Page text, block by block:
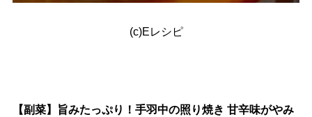
(c)Eレシピ
【副菜】旨みたっぷり！手羽中の照り焼き 甘辛味がやみ